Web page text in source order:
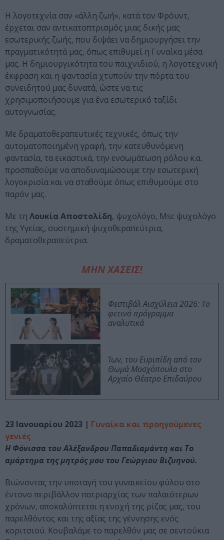
Η λογοτεχνία σαν «άλλη ζωή», κατά τον Φρόυντ,
έρχεται σαν αντικατοπτρισμός μιας δικής μας
εσωτερικής ζωής, που διψάει να δημιουργήσει την
πραγματικότητά μας, όπως επιθυμεί η Γυναίκα μέσα
μας. Η δημιουργικότητα του παιχνιδιού, η λογοτεχνική
έκφραση και η φαντασία χτυπούν την πόρτα του
συνειδητού μας δυνατά, ώστε να τις
χρησιμοποιήσουμε για ένα εσωτερικό ταξίδι
αυτογνωσίας.
Με δραματοθεραπευτικές τεχνικές, όπως την
αυτοματοποιημένη γραφή, την κατευθυνόμενη
φαντασία, τα εικαστικά, την ενσωμάτωση ρόλου κ.α.
προσπαθούμε να αποδυναμώσουμε την εσωτερική
λογοκρισία και να σταθούμε όπως επιθυμούμε στο
παρόν μας.
Με τη Λουκία Αποστολίδη, ψυχολόγο, Msc ψυχολόγο
της Υγείας, συστημική ψυχοθεραπεύτρια,
δραματοθεραπεύτρια.
ΜΗΝ ΧΑΣΕΙΣ!
Φεστιβάλ Αισχύλεια 2026: Το
φετινό πρόγραμμα
αναλυτικά
Ίων, του Ευριπίδη από τον
Θωμά Μοσχόπουλο στο
Αρχαίο Θέατρο Επιδαύρου
23 Ιανουαρίου 2023 | Γυναίκα και προηγούμενες
γενιές
Η Φόνισσα του Αλέξανδρου Παπαδιαμάντη και Το
αμάρτημα της μητρός μου του Γεώργιου Βιζυηνού.
Βιώνοντας την υποταγή του γυναικείου φύλου στο
έντονο περιβάλλον πατριαρχίας των παλαιότερων
χρόνων, αποκαλύπτεται η ενοχή της ρίζας μας, του
παρελθόντος και της αξίας της γέννησης ενός
κοριτσιού. Κουβαλάμε το παρελθόν μας σε σεντούκια